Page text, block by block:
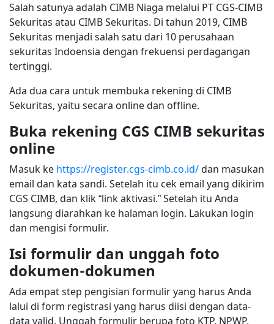
Salah satunya adalah CIMB Niaga melalui PT CGS-CIMB
Sekuritas atau CIMB Sekuritas. Di tahun 2019, CIMB
Sekuritas menjadi salah satu dari 10 perusahaan
sekuritas Indoensia dengan frekuensi perdagangan
tertinggi.
Ada dua cara untuk membuka rekening di CIMB
Sekuritas, yaitu secara online dan offline.
Buka rekening CGS CIMB sekuritas
online
Masuk ke https://register.cgs-cimb.co.id/dan masukan
email dan kata sandi. Setelah itu cek email yang dikirim
CGS CIMB, dan klik “link aktivasi.” Setelah itu Anda
langsung diarahkan ke halaman login. Lakukan login
dan mengisi formulir.
Isi formulir dan unggah foto
dokumen-dokumen
Ada empat step pengisian formulir yang harus Anda
lalui di form registrasi yang harus diisi dengan data-
data valid. Unggah formulir berupa foto KTP, NPWP,